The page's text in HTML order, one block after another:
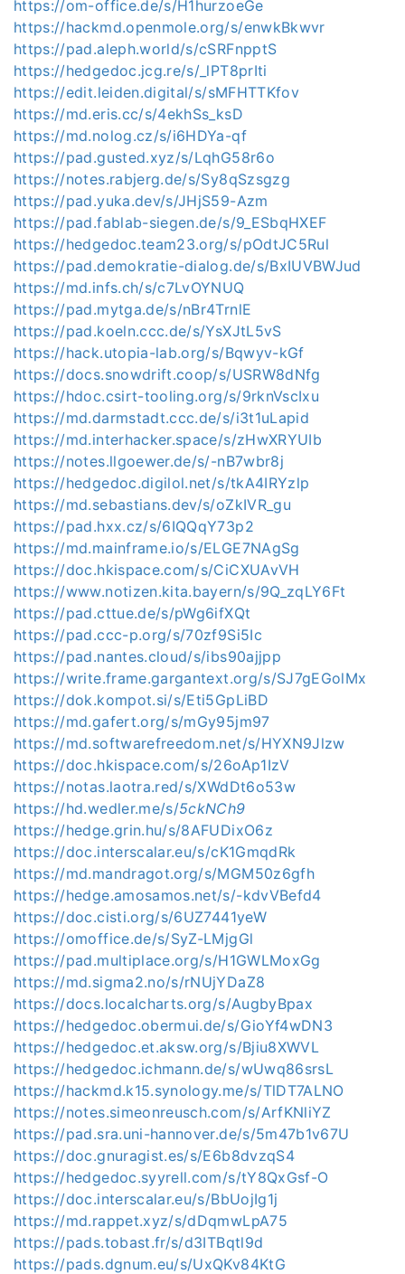
https://om-office.de/s/H1hurzoeGe
https://hackmd.openmole.org/s/enwkBkwvr
https://pad.aleph.world/s/cSRFnpptS
https://hedgedoc.jcg.re/s/_lPT8prIti
https://edit.leiden.digital/s/sMFHTTKfov
https://md.eris.cc/s/4ekhSs_ksD
https://md.nolog.cz/s/i6HDYa-qf
https://pad.gusted.xyz/s/LqhG58r6o
https://notes.rabjerg.de/s/Sy8qSzsgzg
https://pad.yuka.dev/s/JHjS59-Azm
https://pad.fablab-siegen.de/s/9_ESbqHXEF
https://hedgedoc.team23.org/s/pOdtJC5Rul
https://pad.demokratie-dialog.de/s/BxIUVBWJud
https://md.infs.ch/s/c7LvOYNUQ
https://pad.mytga.de/s/nBr4TrnlE
https://pad.koeln.ccc.de/s/YsXJtL5vS
https://hack.utopia-lab.org/s/Bqwyv-kGf
https://docs.snowdrift.coop/s/USRW8dNfg
https://hdoc.csirt-tooling.org/s/9rknVscIxu
https://md.darmstadt.ccc.de/s/i3t1uLapid
https://md.interhacker.space/s/zHwXRYUIb
https://notes.llgoewer.de/s/-nB7wbr8j
https://hedgedoc.digilol.net/s/tkA4IRYzlp
https://md.sebastians.dev/s/oZkIVR_gu
https://pad.hxx.cz/s/6IQQqY73p2
https://md.mainframe.io/s/ELGE7NAgSg
https://doc.hkispace.com/s/CiCXUAvVH
https://www.notizen.kita.bayern/s/9Q_zqLY6Ft
https://pad.cttue.de/s/pWg6ifXQt
https://pad.ccc-p.org/s/70zf9Si5Ic
https://pad.nantes.cloud/s/ibs90ajjpp
https://write.frame.gargantext.org/s/SJ7gEGolMx
https://dok.kompot.si/s/Eti5GpLiBD
https://md.gafert.org/s/mGy95jm97
https://md.softwarefreedom.net/s/HYXN9Jlzw
https://doc.hkispace.com/s/26oAp1IzV
https://notas.laotra.red/s/XWdDt6o53w
https://hd.wedler.me/s/5ckNCh9
https://hedge.grin.hu/s/8AFUDixO6z
https://doc.interscalar.eu/s/cK1GmqdRk
https://md.mandragot.org/s/MGM50z6gfh
https://hedge.amosamos.net/s/-kdvVBefd4
https://doc.cisti.org/s/6UZ7441yeW
https://omoffice.de/s/SyZ-LMjgGl
https://pad.multiplace.org/s/H1GWLMoxGg
https://md.sigma2.no/s/rNUjYDaZ8
https://docs.localcharts.org/s/AugbyBpax
https://hedgedoc.obermui.de/s/GioYf4wDN3
https://hedgedoc.et.aksw.org/s/Bjiu8XWVL
https://hedgedoc.ichmann.de/s/wUwq86srsL
https://hackmd.k15.synology.me/s/TlDT7ALNO
https://notes.simeonreusch.com/s/ArfKNliYZ
https://pad.sra.uni-hannover.de/s/5m47b1v67U
https://doc.gnuragist.es/s/E6b8dvzqS4
https://hedgedoc.syyrell.com/s/tY8QxGsf-O
https://doc.interscalar.eu/s/BbUojIg1j
https://md.rappet.xyz/s/dDqmwLpA75
https://pads.tobast.fr/s/d3ITBqtl9d
https://pads.dgnum.eu/s/UxQKv84KtG